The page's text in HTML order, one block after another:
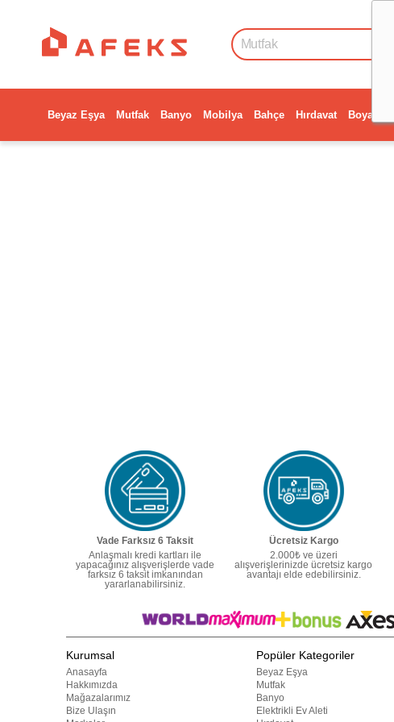
Beyaz Eşya Mutfak Banyo Mobilya Bahçe Hırdavat Boya
Vade Farksız 6 Taksit
Anlaşmalı kredi kartları ile
yapacağınız alışverişlerde vade
farksız 6 taksit imkanından
yararlanabilirsiniz.
Ücretsiz Kargo
2.000₺ ve üzeri
alışverişlerinizde ücretsiz kargo
avantajı elde edebilirsiniz.
Kurumsal
Anasayfa
Hakkımızda
Mağazalarımız
Bize Ulaşın
Popüler Kategoriler
Beyaz Eşya
Mutfak
Banyo
Elektrikli Ev Aleti